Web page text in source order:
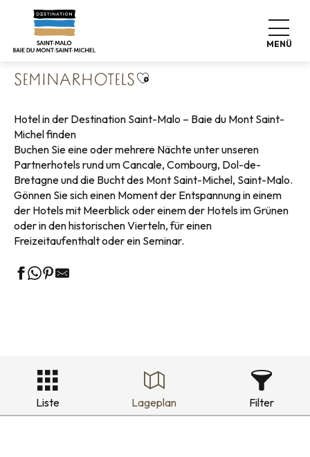
contenu
MENÜ
Startseite
Hotels
Seminarhotels
SEMINARHOTELSAjouter aux favoris
Hotel in der Destination Saint-Malo – Baie du Mont Saint-
Michel finden
Buchen Sie eine oder mehrere Nächte unter unseren
Partnerhotels rund um Cancale, Combourg, Dol-de-
Bretagne und die Bucht des Mont Saint-Michel, Saint-Malo.
Gönnen Sie sich einen Moment der Entspannung in einem
der Hotels mit Meerblick oder einem der Hotels im Grünen
oder in den historischen Vierteln, für einen
Freizeitaufenthalt oder ein Seminar.
Liste Lageplan Filter